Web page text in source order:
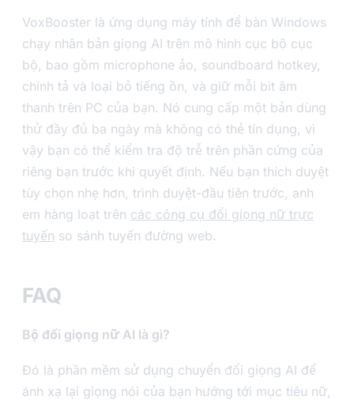
VoxBooster là ứng dụng máy tính để bàn Windows
chạy nhân bản giọng AI trên mô hình cục bộ cục
bộ, bao gồm microphone ảo, soundboard hotkey,
chính tả và loại bỏ tiếng ồn, và giữ mỗi bit âm
thanh trên PC của bạn. Nó cung cấp một bản dùng
thử đầy đủ ba ngày mà không có thẻ tín dụng, vì
vậy bạn có thể kiểm tra độ trễ trên phần cứng của
riêng bạn trước khi quyết định. Nếu bạn thích duyệt
tùy chọn nhẹ hơn, trình duyệt-đầu tiên trước, anh
em hàng loạt trên các công cụ đổi giọng nữ trực
tuyến so sánh tuyến đường web.
FAQ
Bộ đổi giọng nữ AI là gì?
Đó là phần mềm sử dụng chuyển đổi giọng AI để
ánh xạ lại giọng nói của bạn hướng tới mục tiêu nữ,